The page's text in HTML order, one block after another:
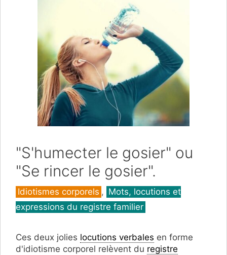
"S'humecter le gosier" ou
"Se rincer le gosier".
Catégories
Idiotismes corporels , Mots, locutions et
expressions du registre familier
Ces deux jolies locutions verbales en forme
d'idiotisme corporel relèvent du registre